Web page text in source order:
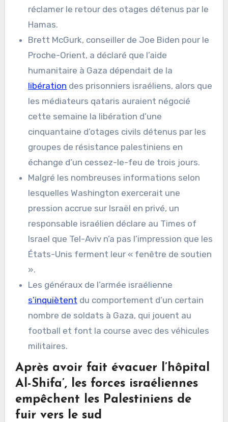
réclamer le retour des otages détenus par le
Hamas.
Brett McGurk, conseiller de Joe Biden pour le
Proche-Orient, a déclaré que l’aide
humanitaire à Gaza dépendait de la
libération des prisonniers israéliens, alors que
les médiateurs qataris auraient négocié
cette semaine la libération d’une
cinquantaine d’otages civils détenus par les
groupes de résistance palestiniens en
échange d’un cessez-le-feu de trois jours.
Malgré les nombreuses informations selon
lesquelles Washington exercerait une
pression accrue sur Israël en privé, un
responsable israélien déclare au Times of
Israel que Tel-Aviv n’a pas l’impression que les
États-Unis ferment leur « fenêtre de soutien
».
Les généraux de l’armée israélienne
s’inquiètent du comportement d’un certain
nombre de soldats à Gaza, qui jouent au
football et font la course avec des véhicules
militaires.
Après avoir fait évacuer l’hôpital
Al-Shifa’, les forces israéliennes
empêchent les Palestiniens de
fuir vers le sud